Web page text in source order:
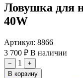
Ловушка для
40W
Артикул: 8866
3 700 ₽ В наличии
− 1
+
В корзину